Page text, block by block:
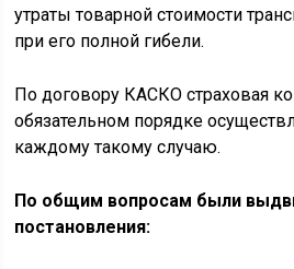
утраты товарной стоимости
при его полной гибели.
По договору КАСКО страховая
обязательном порядке
каждому такому случаю.
По общим вопросам были
постановления: